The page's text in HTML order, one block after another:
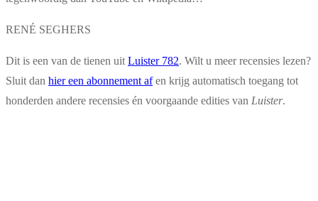
RENÉ SEGHERS
Dit is een van de tienen uit Luister 782. Wilt u meer recensies lezen?
Sluit dan hier een abonnement afen krijg automatisch toegang tot
honderden andere recensies én voorgaande edities van Luister.